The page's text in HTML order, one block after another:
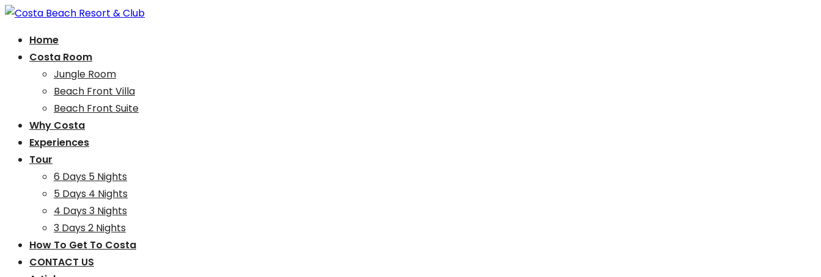
Skip
content
Costa Beach Resort & Club
SumbaHome
Costa Room
Jungle Room
Beach Front Villa
Beach Front Suite
Why Costa
Experiences
Tour
6 Days 5 Nights
5 Days 4 Nights
4 Days 3 Nights
3 Days 2 Nights
How To Get To Costa
CONTACT US